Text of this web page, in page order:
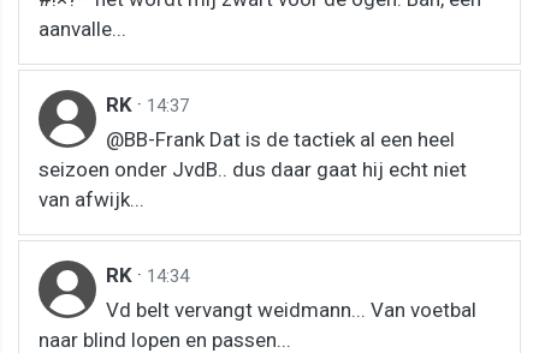
aanvalle...
RK · 14:37
@BB-Frank Dat is de tactiek al een heel
seizoen onder JvdB.. dus daar gaat hij echt niet
van afwijk...
RK · 14:34
Vd belt vervangt weidmann... Van voetbal
naar blind lopen en passen...